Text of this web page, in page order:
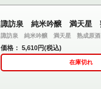
諏訪泉 純米吟醸 満天星
諏訪泉 純米吟醸 満天星 熟成原酒
価格： 5,610円(税込)
在庫切れ